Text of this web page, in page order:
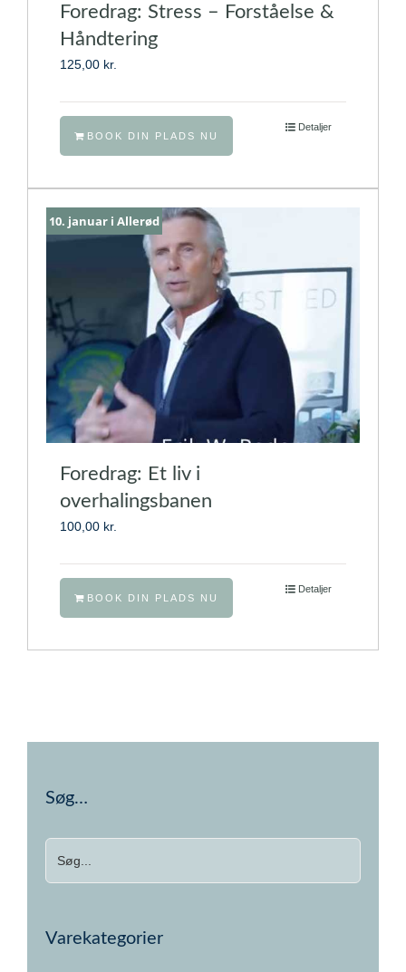
Foredrag: Stress – Forståelse &
Håndtering
125,00 kr.
BOOK DIN PLADS NU
Detaljer
10. januar i Allerød
Foredrag: Et liv i
overhalingsbanen
100,00 kr.
BOOK DIN PLADS NU
Detaljer
Søg…
Varekategorier